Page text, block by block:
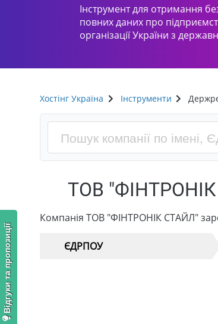
Інструмент для отримання
повних даних про
організації України з
Хостінг Україна Інструменти
ТОВ
Компанія ТОВ "ФІНТРОНІК СТАЙЛ"
ЄДРПОУ
Відгуки та пропозиції